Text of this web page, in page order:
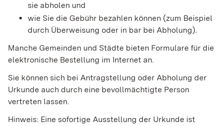
sie abholen und
wie Sie die Gebühr bezahlen können (zum Beispiel
durch Überweisung oder in bar bei Abholung).
Manche Gemeinden und Städte bieten Formulare für die
elektronische Bestellung im Internet an.
Sie können sich bei Antragstellung oder Abholung der
Urkunde auch durch eine bevollmächtigte Person
vertreten lassen.
Hinweis: Eine sofortige Ausstellung der Urkunde ist